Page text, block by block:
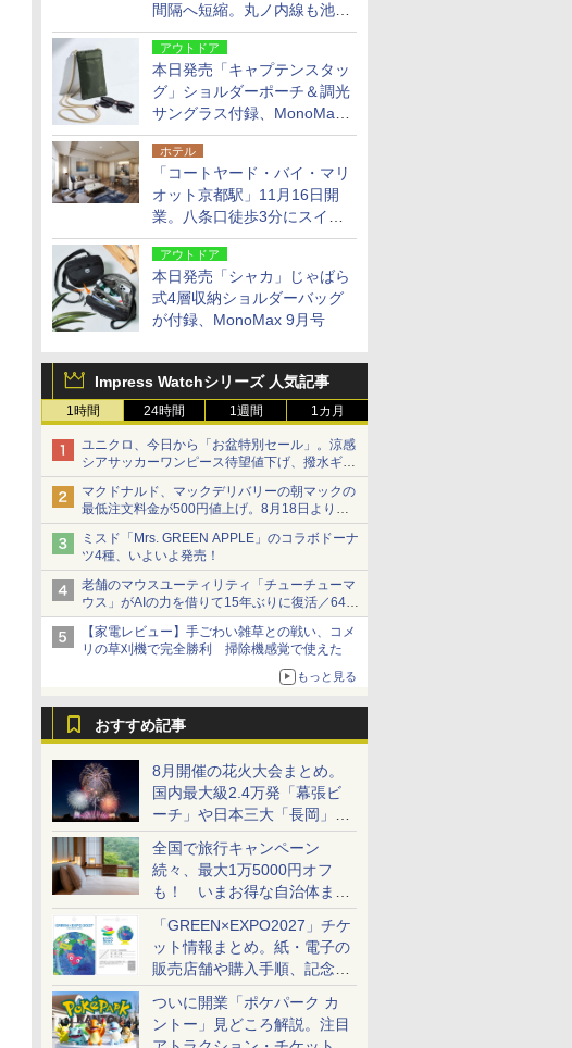
間隔へ短縮。丸ノ内線も池袋
～中野坂上を4分間隔に
アウトドア
本日発売「キャプテンスタッ
グ」ショルダーポーチ＆調光
サングラス付録、MonoMax
9月号増刊
ホテル
「コートヤード・バイ・マリ
オット京都駅」11月16日開
業。八条口徒歩3分にスイー
ト含む全270室、ダイニング
も併設
アウトドア
本日発売「シャカ」じゃばら
式4層収納ショルダーバッグ
が付録、MonoMax 9月号
Impress Watchシリーズ 人気記事
1時間 24時間 1週間 1カ月
ユニクロ、今日から「お盆特別セール」。涼感
シアサッカーワンピース待望値下げ、撥水ギア
ショーツは1990円に
マクドナルド、マックデリバリーの朝マックの
最低注文料金が500円値上げ。8月18日より
1,500円から受付
ミスド「Mrs. GREEN APPLE」のコラボドーナ
ツ4種、いよいよ発売！
老舗のマウスユーティリティ「チューチューマ
ウス」がAIの力を借りて15年ぶりに復活／64bit
化、Windows 10/11、「Chrome」も走り回
る。復活記念で2026年末まで500円
【家電レビュー】手ごわい雑草との戦い、コメ
リの草刈機で完全勝利 掃除機感覚で使えた
もっと見る
おすすめ記事
8月開催の花火大会まとめ。
国内最大級2.4万発「幕張ビ
ーチ」や日本三大「長岡」な
ど大型イベント目白押し！
全国で旅行キャンペーン
続々、最大1万5000円オフ
も！ いまお得な自治体まと
め
「GREEN×EXPO2027」チケ
ット情報まとめ。紙・電子の
販売店舗や購入手順、記念チ
ケットも解説
ついに開業「ポケパーク カ
ントー」見どころ解説。注目